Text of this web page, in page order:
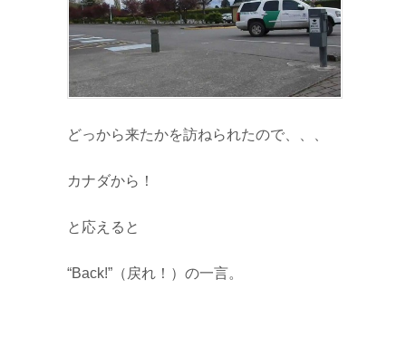
どっから来たかを訪ねられたので、、、
カナダから！
と応えると
“Back!”（戻れ！）の一言。